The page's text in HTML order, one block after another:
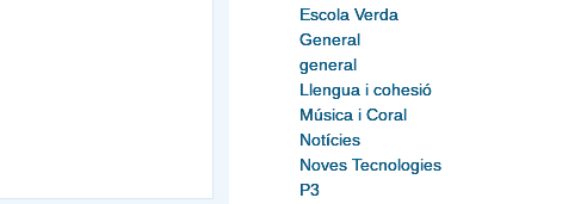
Escola Verda
General
general
Llengua i cohesió
Música i Coral
Notícies
Noves Tecnologies
P3